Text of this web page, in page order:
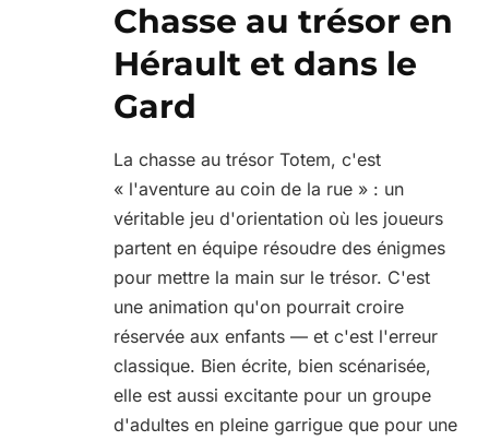
Chasse au trésor en
Hérault et dans le
Gard
La chasse au trésor Totem, c'est
« l'aventure au coin de la rue » : un
véritable jeu d'orientation où les joueurs
partent en équipe résoudre des énigmes
pour mettre la main sur le trésor. C'est
une animation qu'on pourrait croire
réservée aux enfants — et c'est l'erreur
classique. Bien écrite, bien scénarisée,
elle est aussi excitante pour un groupe
d'adultes en pleine garrigue que pour une